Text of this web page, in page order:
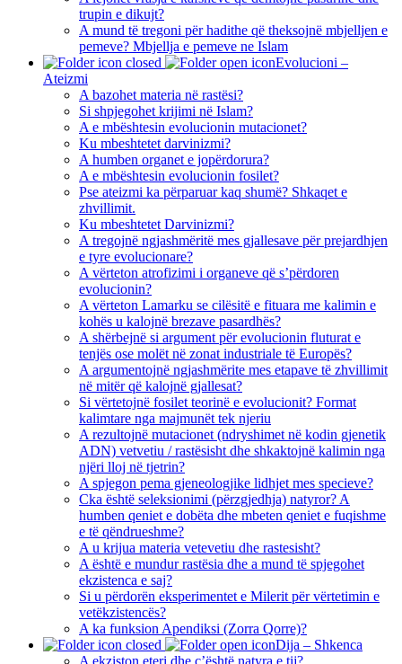
trupin e dikujt?
A mund të tregoni për hadithe që theksojnë mbjelljen e
pemeve? Mbjellja e pemeve ne Islam
Evolucioni –
Ateizmi
A bazohet materia në rastësi?
Si shpjegohet krijimi në Islam?
A e mbështesin evolucionin mutacionet?
Ku mbeshtetet darvinizmi?
A humben organet e jopërdorura?
A e mbështesin evolucionin fosilet?
Pse ateizmi ka përparuar kaq shumë? Shkaqet e
zhvillimit.
Ku mbeshtetet Darvinizmi?
A tregojnë ngjashmëritë mes gjallesave për prejardhjen
e tyre evolucionare?
A vërteton atrofizimi i organeve që s’përdoren
evolucionin?
A vërteton Lamarku se cilësitë e fituara me kalimin e
kohës u kalojnë brezave pasardhës?
A shërbejnë si argument për evolucionin fluturat e
tenjës ose molët në zonat industriale të Europës?
A argumentojnë ngjashmërite mes etapave të zhvillimit
në mitër që kalojnë gjallesat?
Si vërtetojnë fosilet teorinë e evolucionit? Format
kalimtare nga majmunët tek njeriu
A rezultojnë mutacionet (ndryshimet në kodin gjenetik
ADN) vetvetiu / rastësisht dhe shkaktojnë kalimin nga
njëri lloj në tjetrin?
A spjegon pema gjeneologjike lidhjet mes specieve?
Cka është seleksionimi (përzgjedhja) natyror? A
humben qeniet e dobëta dhe mbeten qeniet e fuqishme
e të qëndrueshme?
A u krijua materia vetevetiu dhe rastesisht?
A është e mundur rastësia dhe a mund të spjegohet
ekzistenca e saj?
Si u përdorën eksperimentet e Milerit për vërtetimin e
vetëkzistencës?
A ka funksion Apendiksi (Zorra Qorre)?
Dija – Shkenca